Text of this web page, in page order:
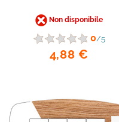
Non disponibile
0/5
4,88 €